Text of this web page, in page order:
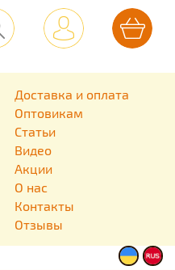
Доставка и оплата
Оптовикам
Статьи
Видео
Акции
О нас
Контакты
Отзывы